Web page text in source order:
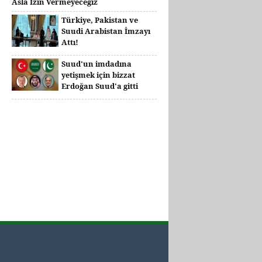
Türkiye, Pakistan ve
Suudi Arabistan İmzayı
Attı!
Suud'un imdadına
yetişmek için bizzat
Erdoğan Suud'a gitti